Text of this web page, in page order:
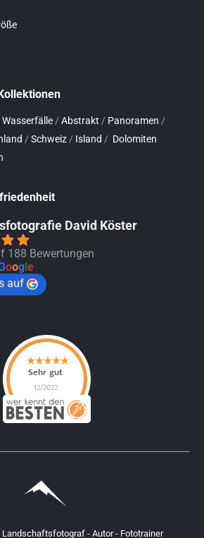
Wasserfälle / Abstrakt / Panoramen /
/ Schweiz / Island / Dolomiten
David Köster
188 Bewertungen
oogle
auf
- Autor - Fototrainer